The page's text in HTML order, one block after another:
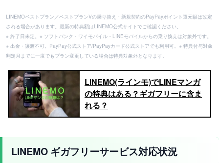
LINEMOベストプラン／ベストプランVの乗り換え・新規契約のPayPayポイント還元額は改定
される場合があります。最新の特典額はLINEMO公式サイトでご確認ください。
※ 終了日未定。※ ソフトバンク・ワイモバイル・LINEモバイルからの乗り換えは対象外です。
※ 出金・譲渡不可。PayPay公式ストア/PayPayカード公式ストアでも利用可。※ 特典付与対象
判定月までに一度でもプラン変更している場合は特典対象外となります。
LINEMO(ラインモ)でLINEマンガ
の特典はある？ギガフリーに含ま
れる？
LINEMO ギガフリーサービス対応状況